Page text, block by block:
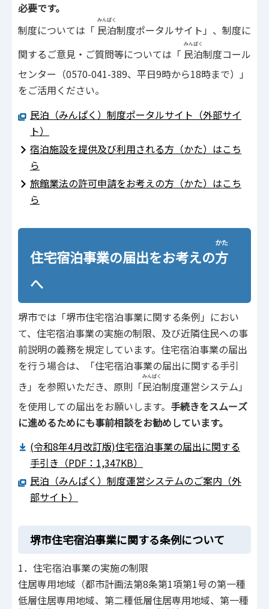
必要です。
制度については「 民泊
みんぱく
制度ポータルサイト」、制度に
関するご意見・ご質問等については「 民泊
みんぱく
制度コール
センター（0570-041-389、平日9時から18時まで）」
をご活用ください。
民泊（みんぱく）制度ポータルサイト（外部サイ
ト）
宿泊施設を提供及び利用される方（かた）はこち
ら
旅館業法の許可申請をお考えの方（かた）はこち
ら
住宅宿泊事業の届出をお考えの方
かた
へ
堺市では「堺市住宅宿泊事業に関する条例」におい
て、住宅宿泊事業の実施の制限、及び近隣住民への事
前説明の義務を規定しています。住宅宿泊事業の届出
を行う場合は、「住宅宿泊事業の届出に関する手引
き」を参照いただき、原則「民泊
みんぱく
制度運営システム」
を使用しての届出をお願いします。 手続きをスムーズ
に進めるためにも事前相談をお勧めしています。
(令和8年4月改訂版)住宅宿泊事業の届出に関する
手引き（PDF：1,347KB）
民泊（みんぱく）制度運営システムのご案内（外
部サイト）
堺市住宅宿泊事業に関する条例について
1．住宅宿泊事業の実施の制限
住居専用地域（都市計画法第8条第1項第1号の第一種
低層住居専用地域、第二種低層住居専用地域、第一種